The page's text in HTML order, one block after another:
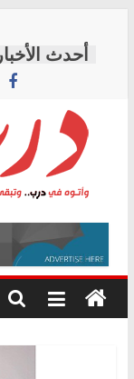
content
درب
وأتوه
درب..
وتبقى
هي